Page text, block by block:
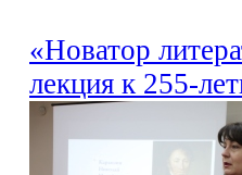
«Новатор
лекция к 255-